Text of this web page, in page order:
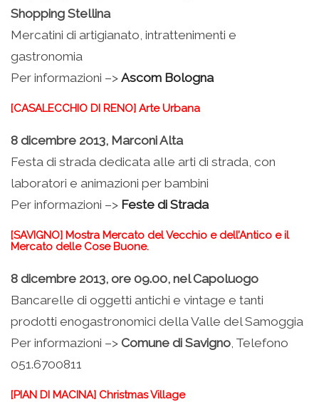
Shopping Stellina
Mercatini di artigianato, intrattenimenti e
gastronomia
Per informazioni –> Ascom Bologna
[CASALECCHIO DI RENO] Arte Urbana
8 dicembre 2013, Marconi Alta
Festa di strada dedicata alle arti di strada, con
laboratori e animazioni per bambini
Per informazioni –> Feste di Strada
[SAVIGNO] Mostra Mercato del Vecchio e dell’Antico e il
Mercato delle Cose Buone.
8 dicembre 2013, ore 09.00, nel Capoluogo
Bancarelle di oggetti antichi e vintage e tanti
prodotti enogastronomici della Valle del Samoggia
Per informazioni –> Comune di Savigno , Telefono
051.6700811
[PIAN DI MACINA] Christmas Village